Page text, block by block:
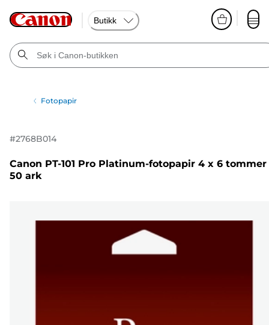
Butikk
Fotopapir
#2768B014
Canon PT-101 Pro Platinum-fotopapir 4 x 6 tommer
50 ark